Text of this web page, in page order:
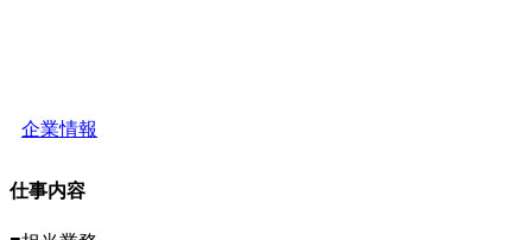
企業情報
仕事内容